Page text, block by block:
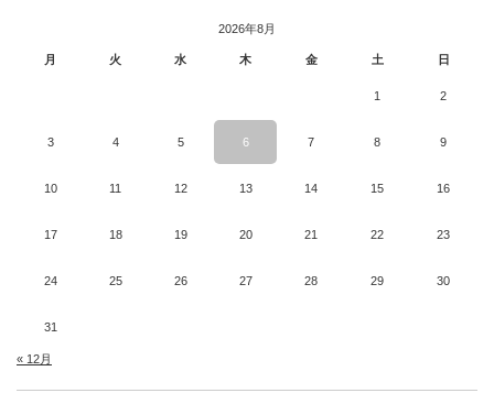
2026年8月
月 火 水 木 金 土 日
1 2
3 4 5 6 7 8 9
10 11 12 13 14 15 16
17 18 19 20 21 22 23
24 25 26 27 28 29 30
31
« 12月